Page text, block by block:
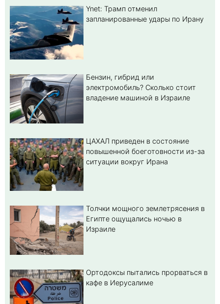
Ynet: Трамп отменил
запланированные удары по Ирану
Бензин, гибрид или
электромобиль? Cколько стоит
владение машиной в Израиле
ЦАХАЛ приведен в состояние
повышенной боеготовности из-за
ситуации вокруг Ирана
Толчки мощного землетрясения в
Египте ощущались ночью в
Израиле
Ортодоксы пытались прорваться в
кафе в Иерусалиме